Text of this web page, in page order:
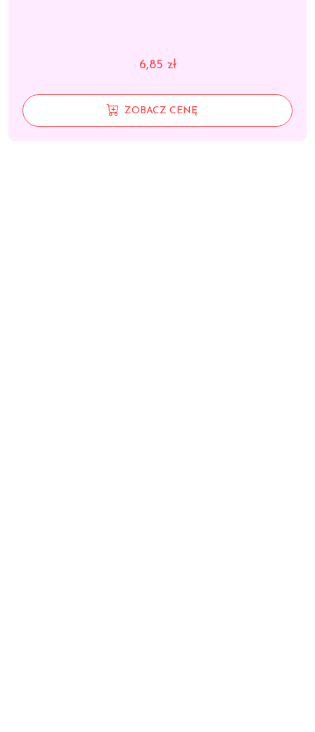
6,85 zł
ZOBACZ CENĘ